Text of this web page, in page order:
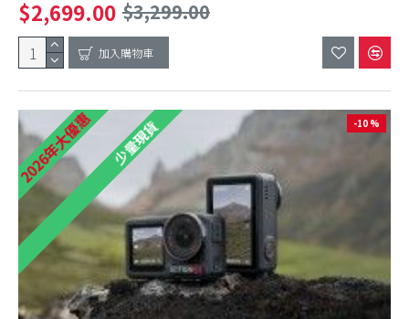
$2,699.00 $3,299.00
加入購物車
少量現貨
2026年大優惠 -10 %